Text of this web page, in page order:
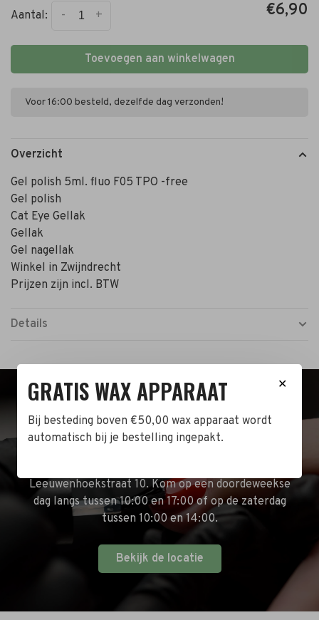
Aantal: +
- €6,90
Toevoegen aan winkelwagen
Voor 16:00 besteld, dezelfde dag verzonden!
Overzicht
Gel polish 5ml. fluo F05 TPO -free
Gel polish
Cat Eye Gellak
Gellak
Gel nagellak
Winkel in Zwijndrecht
Prijzen zijn incl. BTW
Details
BEZOEK DE WINKEL!
Leeuwenhoekstraat 10. Kom op een doordeweekse
dag langs tussen 10:00 en 17:00 of op de zaterdag
tussen 10:00 en 14:00.
Bekijk de locatie
✕
GRATIS WAX APPARAAT
Bij besteding boven €50,00 wax apparaat wordt
automatisch bij je bestelling ingepakt.